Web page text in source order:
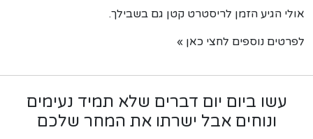
אולי הגיע הזמן לריסטרט קטן גם בשבילך.
לפרטים נוספים לחצי כאן »
עשו ביום יום דברים שלא תמיד נעימים
ונוחים אבל ישרתו את המחר שלכם